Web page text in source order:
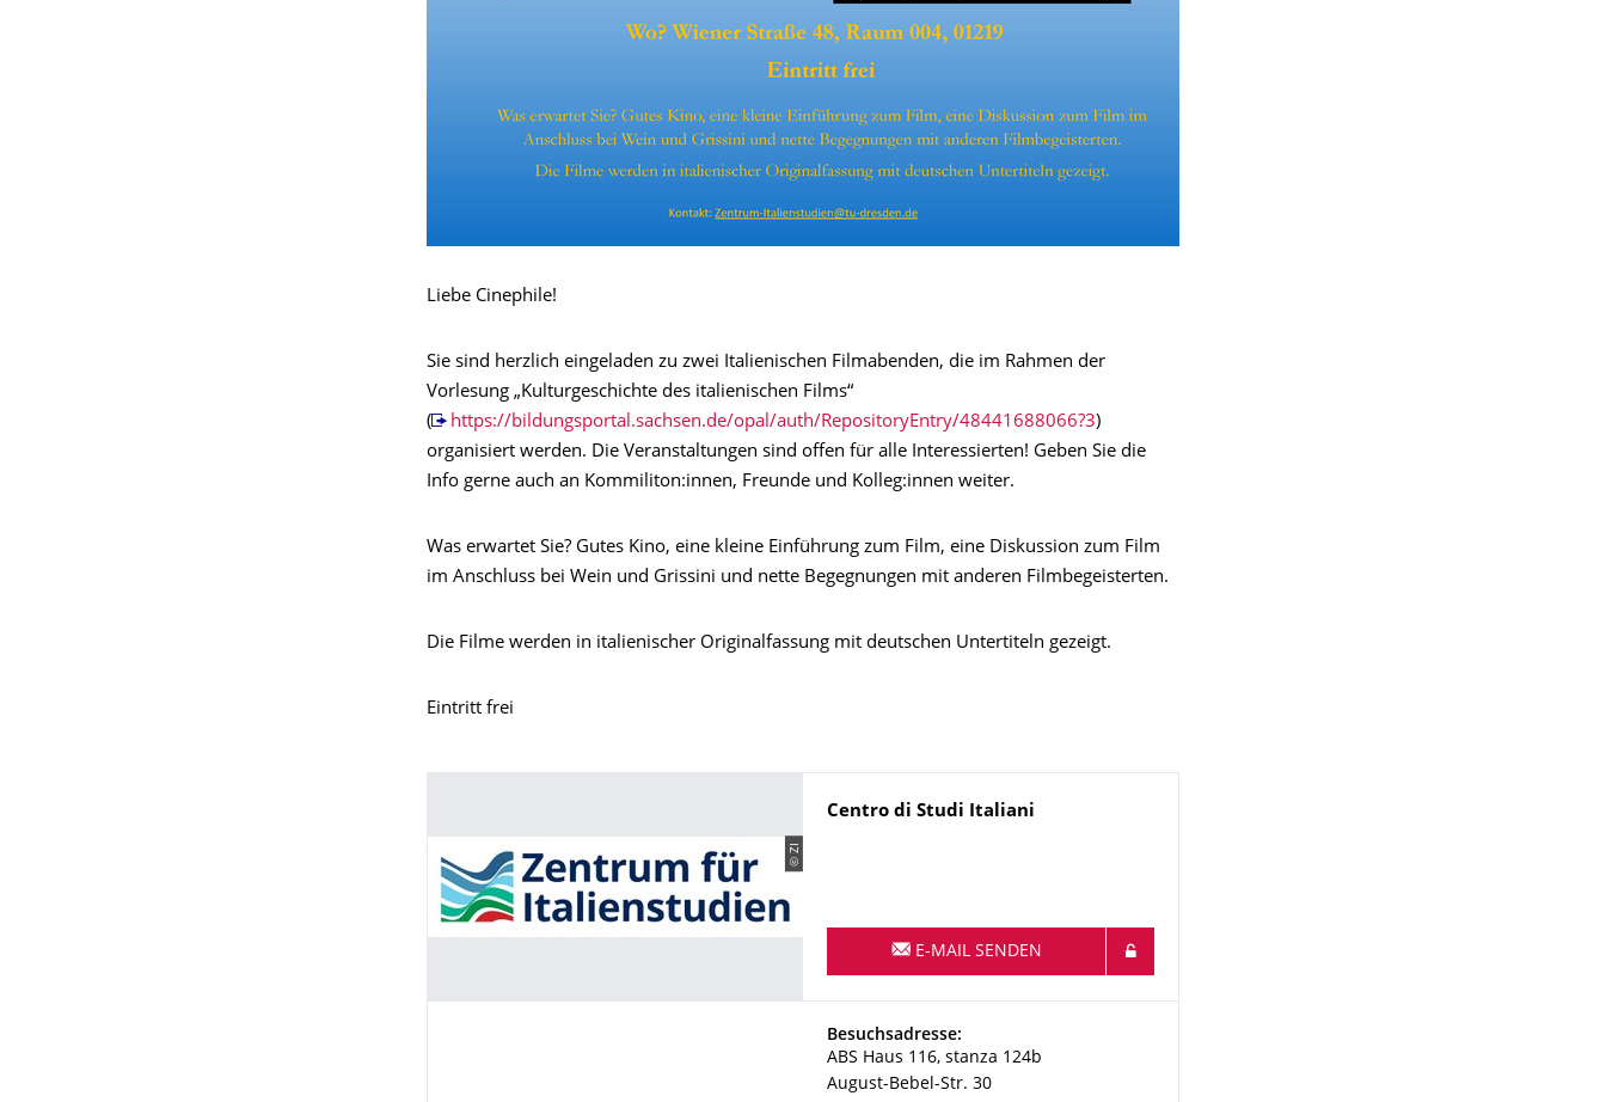
Liebe Cinephile!
Sie sind herzlich eingeladen zu zwei Italienischen Filmabenden, die im Rahmen der
Vorlesung „Kulturgeschichte des italienischen Films“
(
https://bildungsportal.sachsen.de/opal/auth/RepositoryEntry/48441688066?3)
organisiert werden. Die Veranstaltungen sind offen für alle Interessierten! Geben Sie die
Info gerne auch an Kommiliton:innen, Freunde und Kolleg:innen weiter.
Was erwartet Sie? Gutes Kino, eine kleine Einführung zum Film, eine Diskussion zum Film
im Anschluss bei Wein und Grissini und nette Begegnungen mit anderen Filmbegeisterten.
Die Filme werden in italienischer Originalfassung mit deutschen Untertiteln gezeigt.
Eintritt frei
© ZI
Name
Centro di Studi Italiani
E-MAIL SENDEN
Adresse
Besuchsadresse:
ABS Haus 116, stanza 124b
August-Bebel-Str. 30